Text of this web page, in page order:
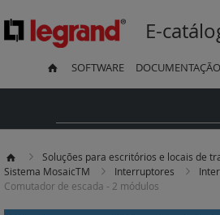
E-
SOFTWARE DOCUMENTAÇÃO
Soluções para escritórios e locais de
Sistema MosaicTM
Interruptores
Comutador de escada - 2 módulos